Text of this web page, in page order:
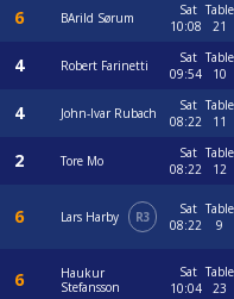
BArild Sørum
Sat
10:08
Table
21
Robert Farinetti
Sat
09:54
Table
10
John-Ivar Rubach
Sat
08:22
Table
11
Tore Mo
Sat
08:22
Table
12
Lars Harby R3
Sat
08:22
Table
9
Haukur
Stefansson
Sat
10:04
Table
23